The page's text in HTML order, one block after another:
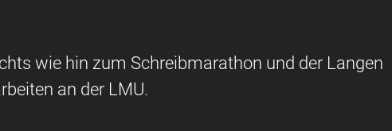
wie hin zum Schreibmarathon und der Langen
an der LMU.